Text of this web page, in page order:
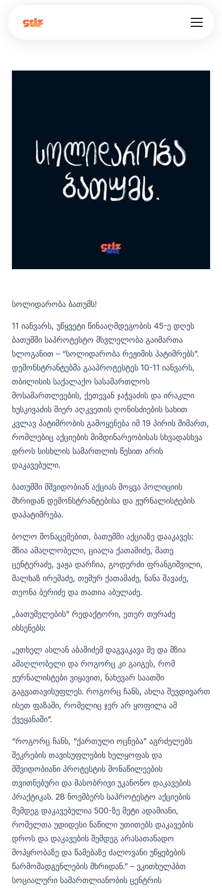
სოლიდარობა ბათუმს!
11 იანვარს, უწყვეტი წინააღმდეგობის 45-ე დღეს
ბათუმში საპროტესტო მსვლელობა გაიმართა
სლოგანით – “სოლიდარობა რეჟიმის პატიმრებს”.
დემონსტრანტებმა გააპროტესტეს 10-11 იანვარს,
თბილისის საქალაქო სასამართლოს
მოსამართლეების, ქეთევან ჯაჭვაძის და ირაკლი
ხუსკივაძის მიერ აღკვეთის ღონისძიების სახით
კვლავ პატიმრობის გამოყენება იმ 19 პირის მიმართ,
რომლებიც აქციების მიმდინარეობისას სხვადასხვა
დროს სისხლის სამართლის წესით არის
დაკავებული.
ბათუმში მშვიდობიან აქციას მოყვა პოლიციის
მხრიდან დემონსტრანტებისა და ჟურნალისტების
დაპატიმრება.
ბოლო მონაცემებით, ბათუმში აქციაზე დააკავეს:
მზია ამაღლობელი, ციალა ქათამიძე, მათე
ცენტერაძე, ვაჟა დარჩია, გოდერძი ფრანგიშვილი,
მალხაზ ირემაძე, თემურ ქათამაძე, ნანა შავაძე,
თეონა ბერიძე და თათია აბულაძე.
„ბათუმელების” რედაქტორი, ეთერ თურაძე
იხსენებს:
„ეთხელ ასლან აბაშიძემ დაგვაკავა მე და მზია
ამაღლობელი და როგორც კი გაიგეს, რომ
ჟურნალისტები ვიყავით, ნახევარ საათში
გაგვათავისუფლეს. როგორც ჩანს, ახლა შევდივართ
ისეთ ფაზაში, რომელიც ჯერ არ ყოფილა ამ
ქვეყანაში”.
“როგორც ჩანს, “ქართული ოცნება” აგრძელებს
შეკრების თავისუფლების ხელყოფას და
მშვიდობიანი პროტესტის მონაწილეების
თვითნებური და მასობრივი უკანონო დაკავების
პრაქტიკას. 28 ნოემბერს საპროტესტო აქციების
შემდეგ დაკავებულია 500-ზე მეტი ადამიანი,
რომელთა უდიდესი ნაწილი უთითებს დაკავების
დროს და დაკავების შემდეგ არასათანადო
მოპყრობაზე და წამებაზე ძალოვანი უწყებების
წარმომადგენლების მხრიდან.” – ვკითხულპბთ
სოციალური სამართლიანობის ცენტრის